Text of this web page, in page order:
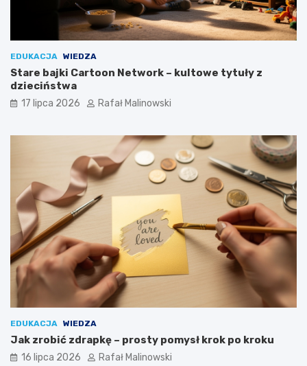
EDUKACJA WIEDZA
Stare bajki Cartoon Network – kultowe tytuły z
dzieciństwa
17 lipca 2026 Rafał Malinowski
EDUKACJA WIEDZA
Jak zrobić zdrapkę – prosty pomysł krok po kroku
16 lipca 2026 Rafał Malinowski